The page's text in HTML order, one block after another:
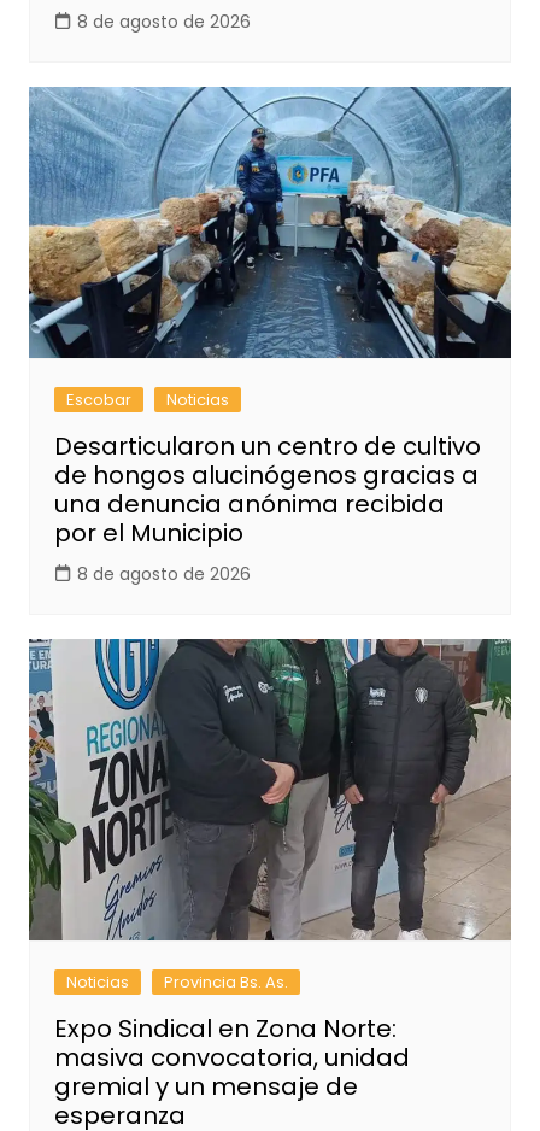
8 de agosto de 2026
Escobar Noticias
Desarticularon un centro de cultivo
de hongos alucinógenos gracias a
una denuncia anónima recibida
por el Municipio
8 de agosto de 2026
Noticias Provincia Bs. As.
Expo Sindical en Zona Norte:
masiva convocatoria, unidad
gremial y un mensaje de
esperanza